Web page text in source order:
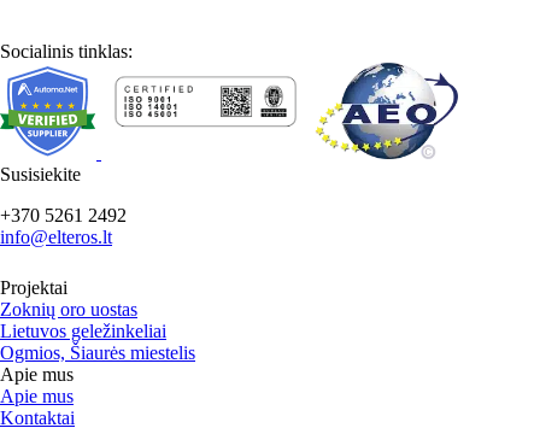
Socialinis tinklas:
Susisiekite
+370 5261 2492
info@elteros.lt
Projektai
Zoknių oro uostas
Lietuvos geležinkeliai
Ogmios, Šiaurės miestelis
Apie mus
Apie mus
Kontaktai